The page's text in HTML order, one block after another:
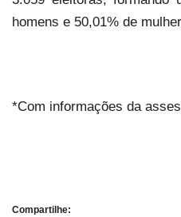
homens e 50,01% de
*Com informações da
Compartilhe: